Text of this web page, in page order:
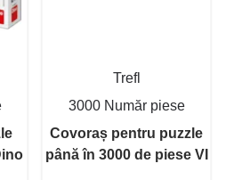
Trefl
3000 Număr piese
Covoraș pentru puzzle
până în 3000 de piese VI